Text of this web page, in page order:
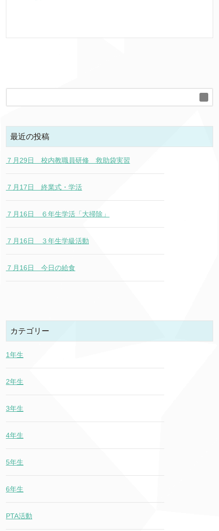
最近の投稿
７月29日 校内教職員研修 救助袋実習
７月17日 終業式・学活
７月16日 ６年生学活「大掃除」
７月16日 ３年生学級活動
７月16日 今日の給食
カテゴリー
1年生
2年生
3年生
4年生
5年生
6年生
PTA活動